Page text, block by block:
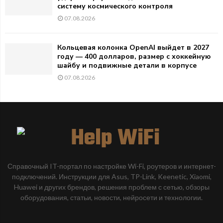
систему космического контроля
07.08.2026
Кольцевая колонка OpenAI выйдет в 2027
году — 400 долларов, размер с хоккейную
шайбу и подвижные детали в корпусе
07.08.2026
Справочный IT-портал по настройке Wi-Fi, роутеров и интернет-
подключений. Инструкции для Asus, TP-Link, Keenetic, Xiaomi,
Huawei и других брендов, решения проблем с сетью, обзоры
оборудования, статьи, новости, нейросети и технологии.